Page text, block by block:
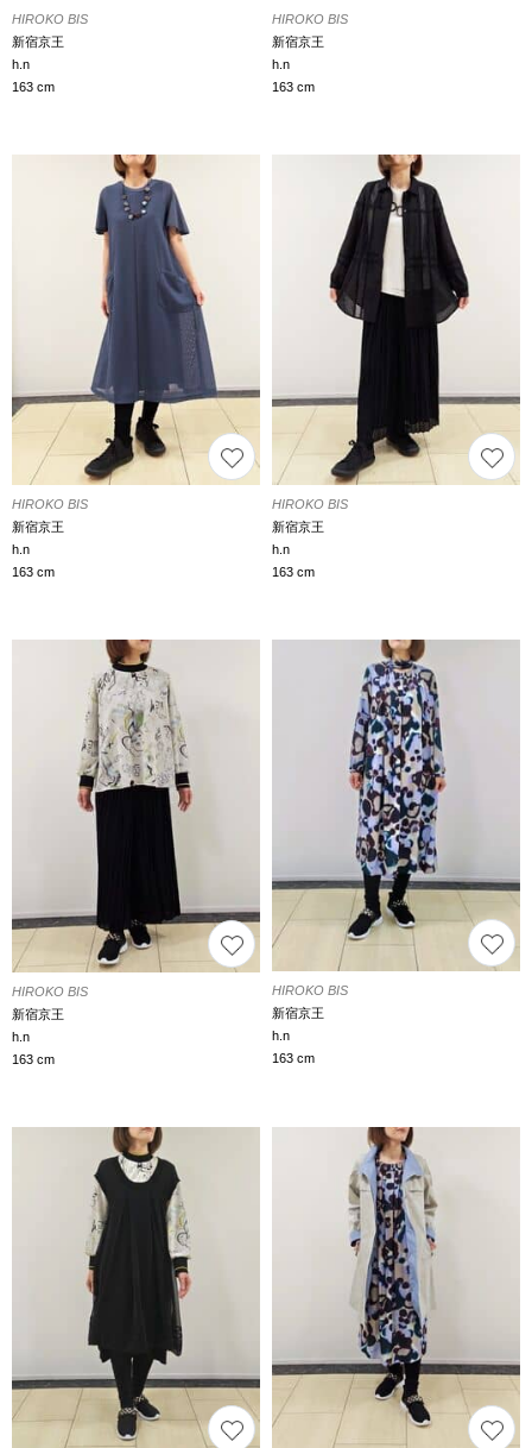
HIROKO BIS
新宿京王
h.n
163 cm
HIROKO BIS
新宿京王
h.n
163 cm
HIROKO BIS
新宿京王
h.n
163 cm
HIROKO BIS
新宿京王
h.n
163 cm
HIROKO BIS
新宿京王
h.n
163 cm
HIROKO BIS
新宿京王
h.n
163 cm